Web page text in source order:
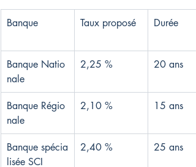
Banque Taux proposé Durée
Banque Natio
nale
2,25 % 20 ans
Banque Régio
nale
2,10 % 15 ans
Banque spécia
lisée SCI
2,40 % 25 ans